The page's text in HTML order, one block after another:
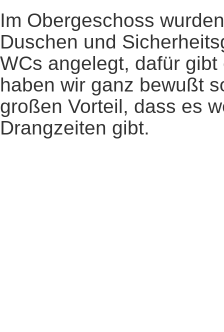
Im Obergeschoss
Duschen und
WCs angelegt, dafür
haben wir ganz bewußt
großen Vorteil, dass es
Drangzeiten gibt.